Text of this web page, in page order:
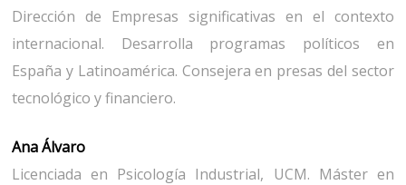
Dirección de Empresas significativas en el contexto
internacional. Desarrolla programas políticos en
España y Latinoamérica. Consejera en presas del sector
tecnológico y financiero.
Ana Álvaro
Licenciada en Psicología Industrial, UCM. Máster en